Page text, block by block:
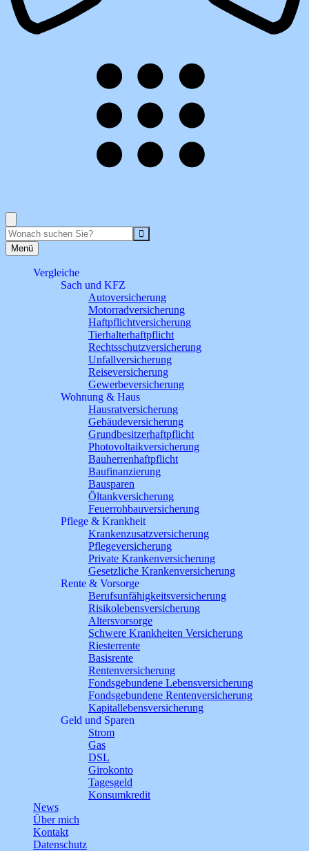
Menü
Vergleiche
Sach und KFZ
Autoversicherung
Motorradversicherung
Haftpflichtversicherung
Tierhalterhaftpflicht
Rechtsschutzversicherung
Unfallversicherung
Reiseversicherung
Gewerbeversicherung
Wohnung & Haus
Hausratversicherung
Gebäudeversicherung
Grundbesitzerhaftpflicht
Photovoltaikversicherung
Bauherrenhaftpflicht
Baufinanzierung
Bausparen
Öltankversicherung
Feuerrohbauversicherung
Pflege & Krankheit
Krankenzusatzversicherung
Pflegeversicherung
Private Krankenversicherung
Gesetzliche Krankenversicherung
Rente & Vorsorge
Berufs­unfähigkeitsversicherung
Risikolebensversicherung
Altersvorsorge
Schwere Krankheiten Versicherung
Riesterrente
Basisrente
Rentenversicherung
Fondsgebundene Lebensversicherung
Fondsgebundene Rentenversicherung
Kapitallebensversicherung
Geld und Sparen
Strom
Gas
DSL
Girokonto
Tagesgeld
Konsumkredit
News
Über mich
Kontakt
Datenschutz